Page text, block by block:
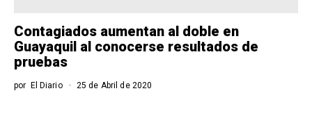
Contagiados aumentan al doble en
Guayaquil al conocerse resultados de
pruebas
por El Diario 25 de Abril de 2020